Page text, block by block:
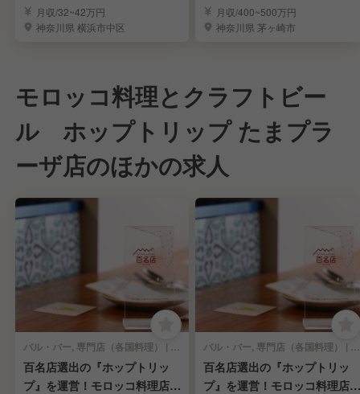
付く人気の大衆酒場
月収/32~42万円
神奈川県 横浜市中区
メンの店長候補募集
月収/400~500万円
神奈川県 茅ヶ崎市
モロッコ料理とクラフトビー
ル ホップトリップ たまプラ
ーザ店のほかの求人
バル・バー, 専門店（各国料理） | 料理長・料理長候補
百名店選出の『ホップトリッ
プ』を運営！モロッコ料理店の
バル・バー, 専門店（各国料理） | キッチンスタッフ
百名店選出の『ホップトリッ
プ』を運営！モロッコ料理店の